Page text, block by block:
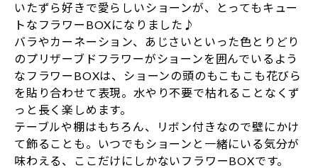
いたずら好きで愛らしいショーンが、とってもキュー
トなフラワーBOXになりました♪
バラやカーネーション、あじさいといった色とりどり
のプリザーブドフラワーがショーンを囲んでいるよう
なフラワーBOXは、ショーンの頭のもこもこも花びら
を貼り合わせて表現。水やり不要で枯れることなくず
っと長く楽しめます。
テーブルや棚はもちろん、リボン付きなので壁にかけ
て飾ることも。いつでもショーンと一緒にいる気分が
味わえる、ここだけにしかないフラワーBOXです。